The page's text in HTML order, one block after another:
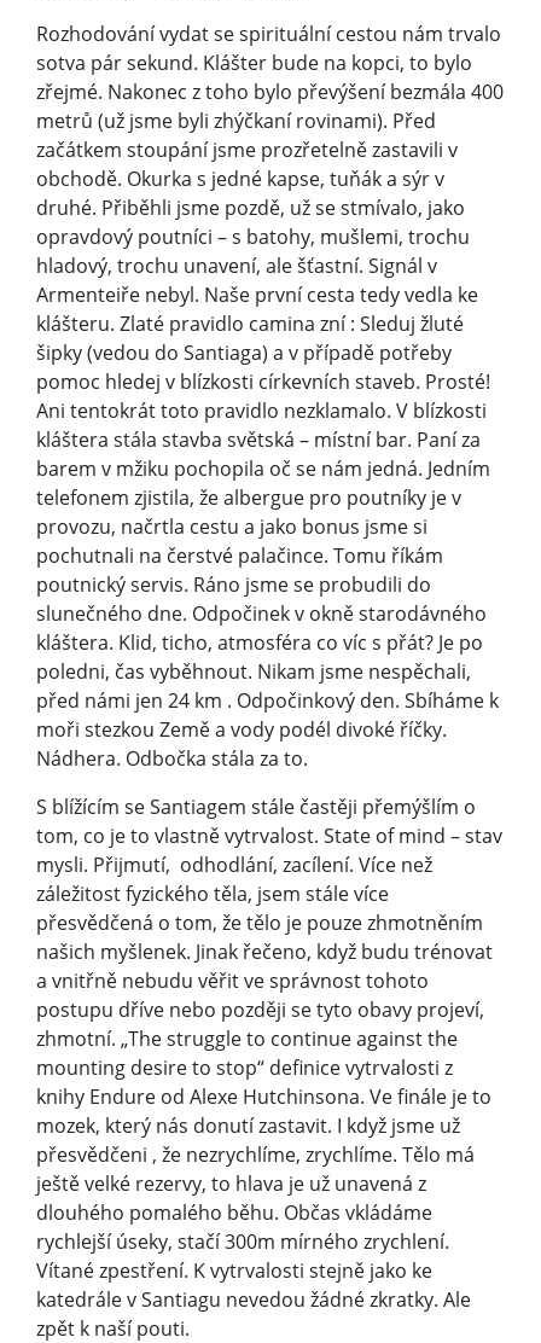
Rozhodování vydat se spirituální cestou nám trvalo
sotva pár sekund. Klášter bude na kopci, to bylo
zřejmé. Nakonec z toho bylo převýšení bezmála 400
metrů (už jsme byli zhýčkaní rovinami). Před
začátkem stoupání jsme prozřetelně zastavili v
obchodě. Okurka s jedné kapse, tuňák a sýr v
druhé. Přiběhli jsme pozdě, už se stmívalo, jako
opravdový poutníci – s batohy, mušlemi, trochu
hladový, trochu unavení, ale šťastní. Signál v
Armenteiře nebyl. Naše první cesta tedy vedla ke
klášteru. Zlaté pravidlo camina zní : Sleduj žluté
šipky (vedou do Santiaga) a v případě potřeby
pomoc hledej v blízkosti církevních staveb. Prosté!
Ani tentokrát toto pravidlo nezklamalo. V blízkosti
kláštera stála stavba světská – místní bar. Paní za
barem v mžiku pochopila oč se nám jedná. Jedním
telefonem zjistila, že albergue pro poutníky je v
provozu, načrtla cestu a jako bonus jsme si
pochutnali na čerstvé palačince. Tomu říkám
poutnický servis. Ráno jsme se probudili do
slunečného dne. Odpočinek v okně starodávného
kláštera. Klid, ticho, atmosféra co víc s přát? Je po
poledni, čas vyběhnout. Nikam jsme nespěchali,
před námi jen 24 km . Odpočinkový den. Sbíháme k
moři stezkou Země a vody podél divoké říčky.
Nádhera. Odbočka stála za to.
S blížícím se Santiagem stále častěji přemýšlím o
tom, co je to vlastně vytrvalost. State of mind – stav
mysli. Přijmutí, odhodlání, zacílení. Více než
záležitost fyzického těla, jsem stále více
přesvědčená o tom, že tělo je pouze zhmotněním
našich myšlenek. Jinak řečeno, když budu trénovat
a vnitřně nebudu věřit ve správnost tohoto
postupu dříve nebo později se tyto obavy projeví,
zhmotní. „The struggle to continue against the
mounting desire to stop“ definice vytrvalosti z
knihy Endure od Alexe Hutchinsona. Ve finále je to
mozek, který nás donutí zastavit. I když jsme už
přesvědčeni , že nezrychlíme, zrychlíme. Tělo má
ještě velké rezervy, to hlava je už unavená z
dlouhého pomalého běhu. Občas vkládáme
rychlejší úseky, stačí 300m mírného zrychlení.
Vítané zpestření. K vytrvalosti stejně jako ke
katedrále v Santiagu nevedou žádné zkratky. Ale
zpět k naší pouti.